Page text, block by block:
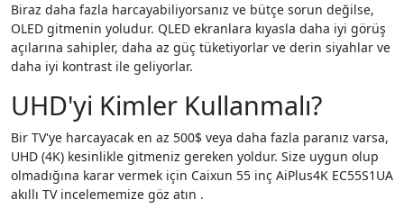
Biraz daha fazla harcayabiliyorsanız ve bütçe sorun değilse,
OLED gitmenin yoludur. QLED ekranlara kıyasla daha iyi görüş
açılarına sahipler, daha az güç tüketiyorlar ve derin siyahlar ve
daha iyi kontrast ile geliyorlar.
UHD'yi Kimler Kullanmalı?
Bir TV'ye harcayacak en az 500$ veya daha fazla paranız varsa,
UHD (4K) kesinlikle gitmeniz gereken yoldur. Size uygun olup
olmadığına karar vermek için Caixun 55 inç AiPlus4K EC55S1UA
akıllı TV incelememize göz atın .